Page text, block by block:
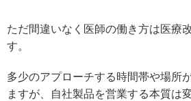
ただ間違いなく医師の働き方は医療
す。
多少のアプローチする時間帯や場所
ますが、自社製品を営業する本質は